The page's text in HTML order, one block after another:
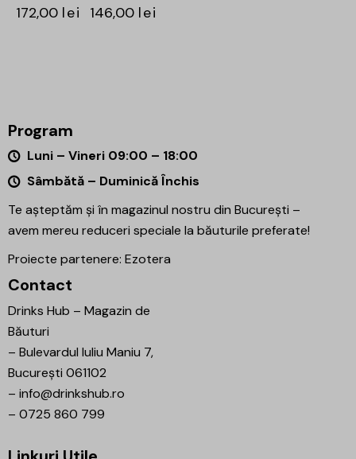
172,00 lei 146,00 lei
Program
Luni – Vineri 09:00 – 18:00
Sâmbătă – Duminică Închis
Te așteptăm și în magazinul nostru din București –
avem mereu reduceri speciale la băuturile preferate!
Proiecte partenere: Ezotera
Contact
Drinks Hub – Magazin de
Băuturi
– Bulevardul Iuliu Maniu 7,
București 061102
– info@drinkshub.ro
– 0725 860 799